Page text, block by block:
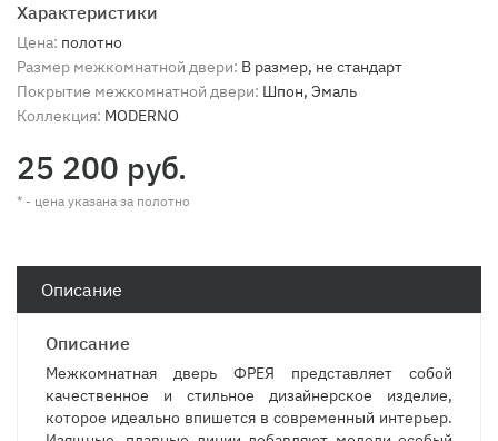
Характеристики
Цена: полотно
Размер межкомнатной двери: В размер, не стандарт
Покрытие межкомнатной двери: Шпон, Эмаль
Коллекция: MODERNO
25 200 руб.
* - цена указана за полотно
Описание
Описание
Межкомнатная дверь ФРЕЯ представляет собой
качественное и стильное дизайнерское изделие,
которое идеально впишется в современный интерьер.